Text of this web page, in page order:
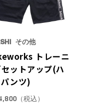
その他
トレーニ
ットアップ(ハ
ンツ)
（税込）